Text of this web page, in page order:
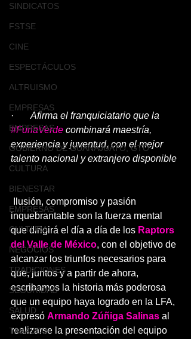
SINDICATOS
FSTSE
CINE
ESPECTÁCULOS
ALTRUISMO
EMPRESAS
EMPRESAS
GOBIERNO DE GUANAJUATO, GTO
CULTURA
BIENESTAR
EMPRESAS
CULTURA
NEGOCIOS
TRADICIONES
SEGURIDAD
SALUD
TABASCO
· Afirma el franquiciatario que la
#FuriaVerde combinará maestría,
experiencia y juventud, con el mejor
talento nacional y extranjero disponible
Ilusión, compromiso y pasión
inquebrantable son la fuerza mental
que dirigirá el día a día de los Raptors
del Valle de México, con el objetivo de
alcanzar los triunfos necesarios para
que, juntos y a partir de ahora,
escribamos la historia más poderosa
que un equipo haya logrado en la LFA,
expresó Armando Zúñiga Salinas al
realizarse la presentación del equipo